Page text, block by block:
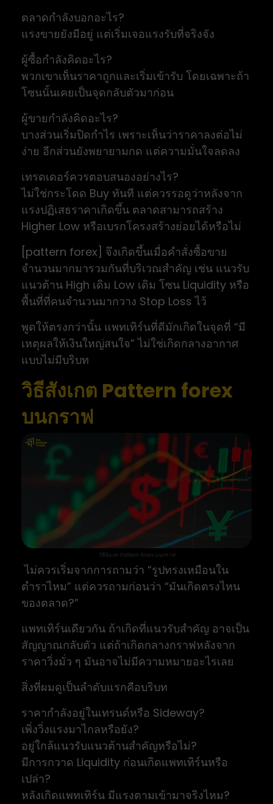
ตลาดกำลังบอกอะไร?
แรงขายยังมีอยู่ แต่เริ่มเจอแรงรับที่จริงจัง
ผู้ซื้อกำลังคิดอะไร?
พวกเขาเห็นราคาถูกและเริ่มเข้ารับ โดยเฉพาะถ้า
โซนนั้นเคยเป็นจุดกลับตัวมาก่อน
ผู้ขายกำลังคิดอะไร?
บางส่วนเริ่มปิดกำไร เพราะเห็นว่าราคาลงต่อไม่
ง่าย อีกส่วนยังพยายามกด แต่ความมั่นใจลดลง
เทรดเดอร์ควรตอบสนองอย่างไร?
ไม่ใช่กระโดด Buy ทันที แต่ควรรอดูว่าหลังจาก
แรงปฏิเสธราคาเกิดขึ้น ตลาดสามารถสร้าง
Higher Low หรือเบรกโครงสร้างย่อยได้หรือไม่
[pattern forex] จึงเกิดขึ้นเมื่อคำสั่งซื้อขาย
จำนวนมากมารวมกันที่บริเวณสำคัญ เช่น แนวรับ
แนวต้าน High เดิม Low เดิม โซน Liquidity หรือ
พื้นที่ที่คนจำนวนมากวาง Stop Loss ไว้
พูดให้ตรงกว่านั้น แพทเทิร์นที่ดีมักเกิดในจุดที่ “มี
เหตุผลให้เงินใหญ่สนใจ” ไม่ใช่เกิดกลางอากาศ
แบบไม่มีบริบท
วิธีสังเกต Pattern forex
บนกราฟ
วิธีสังเกต Pattern forex บนกราฟ
ไม่ควรเริ่มจากการถามว่า “รูปทรงเหมือนใน
ตำราไหม” แต่ควรถามก่อนว่า “มันเกิดตรงไหน
ของตลาด?”
แพทเทิร์นเดียวกัน ถ้าเกิดที่แนวรับสำคัญ อาจเป็น
สัญญาณกลับตัว แต่ถ้าเกิดกลางกราฟหลังจาก
ราคาวิ่งมั่ว ๆ มันอาจไม่มีความหมายอะไรเลย
สิ่งที่ผมดูเป็นลำดับแรกคือบริบท
ราคากำลังอยู่ในเทรนด์หรือ Sideway?
เพิ่งวิ่งแรงมาไกลหรือยัง?
อยู่ใกล้แนวรับแนวต้านสำคัญหรือไม่?
มีการกวาด Liquidity ก่อนเกิดแพทเทิร์นหรือ
เปล่า?
หลังเกิดแพทเทิร์น มีแรงตามเข้ามาจริงไหม?